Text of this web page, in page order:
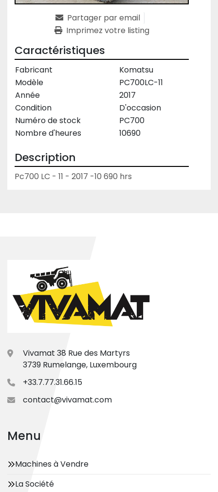
Partager par email
Imprimez votre listing
Caractéristiques
Fabricant
Komatsu
Modèle
PC700LC-11
Année
2017
Condition
D'occasion
Numéro de stock
PC700
Nombre d'heures
10690
Description
Pc700 LC - 11 - 2017 -10 690 hrs
Vivamat 38 Rue des Martyrs
3739 Rumelange, Luxembourg
+33.7.77.31.66.15
contact@vivamat.com
Menu
Machines à Vendre
La Société